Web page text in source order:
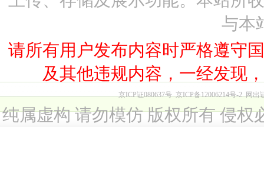
与本
请所有用户发布内容时严格遵守
及其他违规内容，一经发现
京ICP证080637号 京ICP备12006214号-2 网出
纯属虚构 请勿模仿 版权所有 侵权